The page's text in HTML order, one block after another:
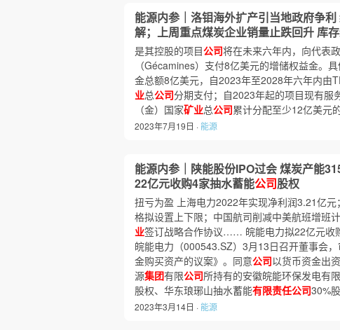
能源内参｜洛钼海外扩产引当地政府争
解；上周重点煤炭企业销量止跌回升 库
是其控股的项目公司将在未来六年内，向代表
（Gécamines）支付8亿美元的增储权益金。
金总额8亿美元，自2023年至2028年六年内由
业总公司分期支付；自2023年起的项目现有服
（金）国家矿业总公司累计分配至少12亿美
2023年7月19日 · 能源
能源内参｜陕能股份IPO过会 煤炭产能
22亿元收购4家抽水蓄能公司股权
扭亏为盈 上海电力2022年实现净利润3.21亿
格拟设置上下限；中国航司削减中美航班增班
业签订战略合作协议…… 皖能电力拟22亿元收
皖能电力（000543.SZ）3月13日召开董事会
金购买资产的议案》。同意公司以货币资金出
源集团有限公司所持有的安徽皖能环保发电有限
股权、华东琅琊山抽水蓄能有限责任公司30%
2023年3月14日 · 能源